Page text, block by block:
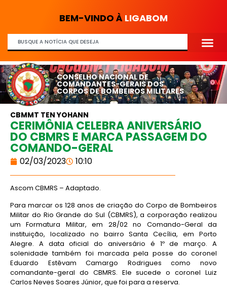
BEM-VINDO À LIGABOM
CONSELHO NACIONAL DE
COMANDANTES-GERAIS DOS
CORPOS DE BOMBEIROS MILITARES
CBMMT TEN YOHANN
CERIMÔNIA CELEBRA ANIVERSÁRIO
DO CBMRS E MARCA PASSAGEM DO
COMANDO-GERAL
02/03/2023 10:10
Ascom CBMRS – Adaptado.
Para marcar os 128 anos de criação do Corpo de Bombeiros
Militar do Rio Grande do Sul (CBMRS), a corporação realizou
um Formatura Militar, em 28/02 no Comando-Geral da
instituição, localizado no bairro Santa Cecília, em Porto
Alegre. A data oficial do aniversário é 1º de março. A
solenidade também foi marcada pela posse do coronel
Eduardo Estêvam Camargo Rodrigues como novo
comandante-geral do CBMRS. Ele sucede o coronel Luiz
Carlos Neves Soares Júnior, que foi para a reserva.